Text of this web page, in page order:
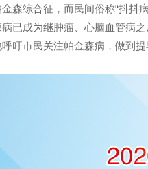
森综合征，而民间俗称“抖抖
已成为继肿瘤、心脑血管病
吁市民关注帕金森病，做到提